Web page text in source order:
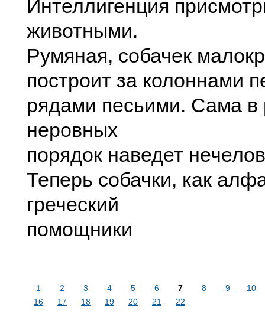
Интеллигенция
животными.
Румяная, собачек
построит за колоннами
рядами песьими. Сама в
неровных
порядок наведет
Теперь собачки, как
греческий
помощники
1 2 3 4 5 6 7 8 9
10
16
17 18 19 20 21 22